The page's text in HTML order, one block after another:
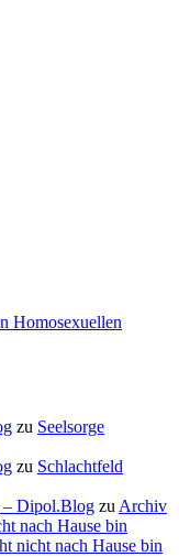
Homosexuellen
zu Seelsorge
zu Schlachtfeld
– Dipol.Blog zuArchiv
nach Hause bin
nicht nach Hause bin